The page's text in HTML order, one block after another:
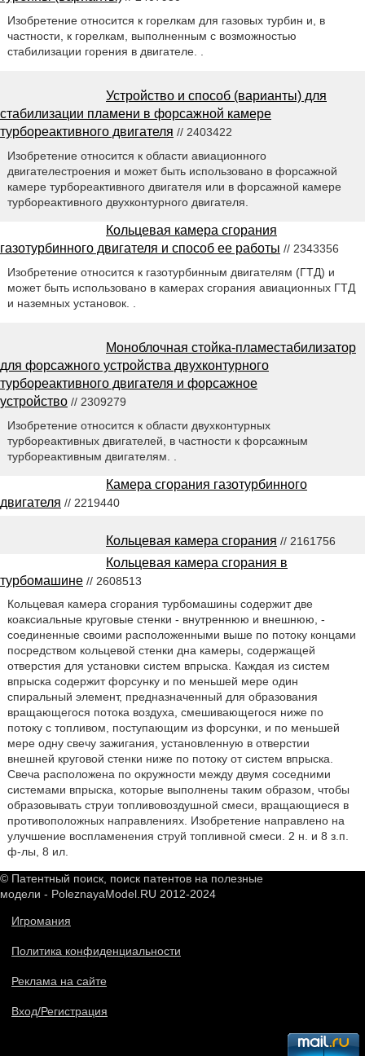
Изобретение относится к горелкам для газовых турбин и, в
частности, к горелкам, выполненным с возможностью
стабилизации горения в двигателе. .
Устройство и способ (варианты) для
стабилизации пламени в форсажной камере
турбореактивного двигателя // 2403422
Изобретение относится к области авиационного
двигателестроения и может быть использовано в форсажной
камере турбореактивного двигателя или в форсажной камере
турбореактивного двухконтурного двигателя.
Кольцевая камера сгорания
газотурбинного двигателя и способ ее работы // 2343356
Изобретение относится к газотурбинным двигателям (ГТД) и
может быть использовано в камерах сгорания авиационных ГТД
и наземных установок. .
Моноблочная стойка-пламестабилизатор
для форсажного устройства двухконтурного
турбореактивного двигателя и форсажное
устройство // 2309279
Изобретение относится к области двухконтурных
турбореактивных двигателей, в частности к форсажным
турбореактивным двигателям. .
Камера сгорания газотурбинного
двигателя // 2219440
Кольцевая камера сгорания // 2161756
Кольцевая камера сгорания в
турбомашине // 2608513
Кольцевая камера сгорания турбомашины содержит две
коаксиальные круговые стенки - внутреннюю и внешнюю, -
соединенные своими расположенными выше по потоку концами
посредством кольцевой стенки дна камеры, содержащей
отверстия для установки систем впрыска. Каждая из систем
впрыска содержит форсунку и по меньшей мере один
спиральный элемент, предназначенный для образования
вращающегося потока воздуха, смешивающегося ниже по
потоку с топливом, поступающим из форсунки, и по меньшей
мере одну свечу зажигания, установленную в отверстии
внешней круговой стенки ниже по потоку от систем впрыска.
Свеча расположена по окружности между двумя соседними
системами впрыска, которые выполнены таким образом, чтобы
образовывать струи топливовоздушной смеси, вращающиеся в
противоположных направлениях. Изобретение направлено на
улучшение воспламенения струй топливной смеси. 2 н. и 8 з.п.
ф-лы, 8 ил.
© Патентный поиск, поиск патентов на полезные
модели - PoleznayaModel.RU 2012-2024
Игромания
Политика конфиденциальности
Реклама на сайте
Вход/Регистрация